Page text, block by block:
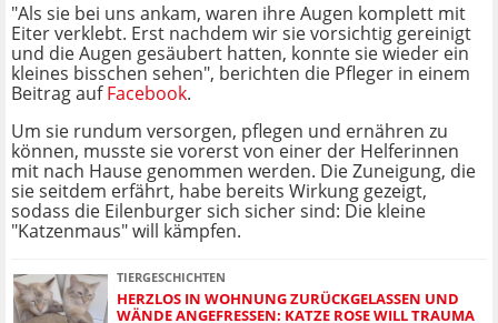
"Als sie bei uns ankam, waren ihre Augen komplett mit
Eiter verklebt. Erst nachdem wir sie vorsichtig gereinigt
und die Augen gesäubert hatten, konnte sie wieder ein
kleines bisschen sehen", berichten die Pfleger in einem
Beitrag aufFacebook.
Um sie rundum versorgen, pflegen und ernähren zu
können, musste sie vorerst von einer der Helferinnen
mit nach Hause genommen werden. Die Zuneigung, die
sie seitdem erfährt, habe bereits Wirkung gezeigt,
sodass die Eilenburger sich sicher sind: Die kleine
"Katzenmaus" will kämpfen.
TIERGESCHICHTEN
HERZLOS IN WOHNUNG ZURÜCKGELASSEN UND
WÄNDE ANGEFRESSEN: KATZE ROSE WILL TRAUMA